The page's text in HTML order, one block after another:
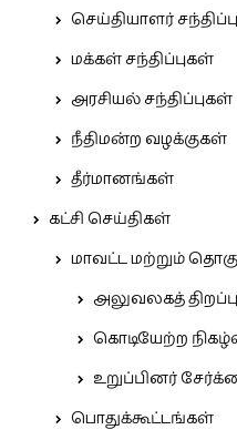
செய்தியாளர் சந்திப்பு
மக்கள் சந்திப்புகள்
அரசியல் சந்திப்புகள்
நீதிமன்ற வழக்குகள்
தீர்மானங்கள்
கட்சி செய்திகள்
மாவட்ட மற்றும்
அலுவலகத்
கொடியேற்ற
உறுப்பினர்
பொதுக்கூட்டங்கள்